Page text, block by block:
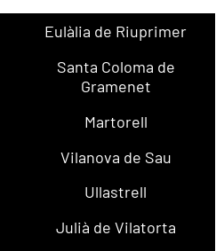
Eulàlia de Riuprimer
Santa Coloma de
Gramenet
Martorell
Vilanova de Sau
Ullastrell
Julià de Vilatorta